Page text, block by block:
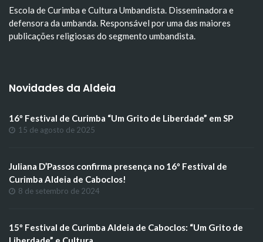
Escola de Curimba e Cultura Umbandista. Disseminadora e
defensora da umbanda. Responsável por uma das maiores
publicações religiosas do segmento umbandista.
Novidades da Aldeia
16º Festival de Curimba “Um Grito de Liberdade” em SP
15 de agosto de 2025
Juliana D’Passos confirma presença no 16º Festival de
Curimba Aldeia de Caboclos!
8 de setembro de 2024
15º Festival de Curimba Aldeia de Caboclos: “Um Grito de